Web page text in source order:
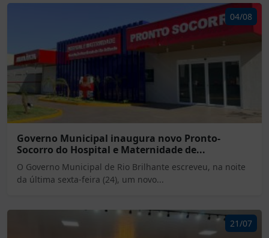
04/08
Governo Municipal inaugura novo Pronto-
Socorro do Hospital e Maternidade de...
O Governo Municipal de Rio Brilhante escreveu, na noite
da última sexta-feira (24), um novo...
21/07